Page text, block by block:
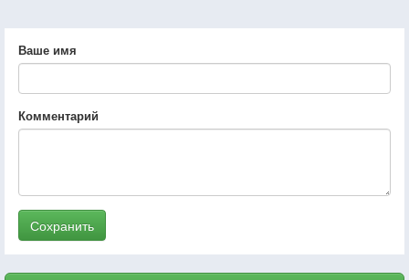
Ваше имя
Комментарий
Сохранить